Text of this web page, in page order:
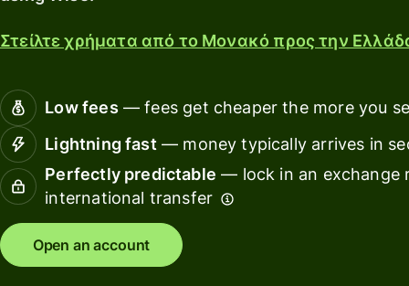
Earn
Wise
Assets
Europe
Pricing
Assets
Manage
team
finances
Στείλτε χρήματα από το Μονακό προς την
Low fees — fees get cheaper the more you
Lightning fast — money typically arrives in
Perfectly predictable — lock in an exchange
international transfer
Open an account